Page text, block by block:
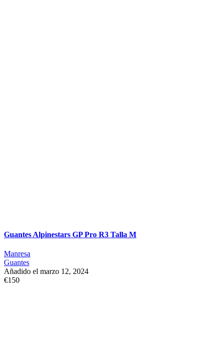
Guantes Alpinestars GP Pro R3 Talla M
Manresa
Guantes
Añadido el marzo 12, 2024
€150